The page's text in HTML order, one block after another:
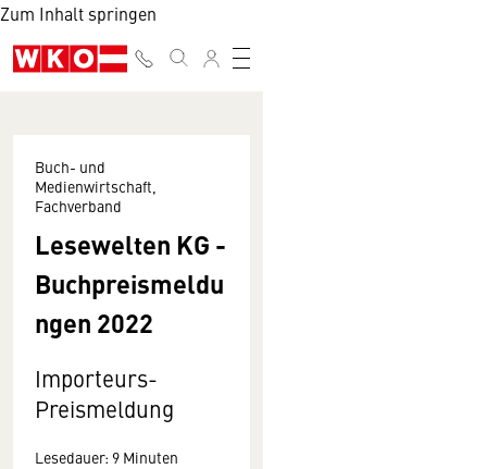
Zum Inhalt springen
Buch- und
Medienwirtschaft,
Fachverband
Lesewelten KG -
Buchpreismeldu
ngen 2022
Importeurs-
Preismeldung
Lesedauer: 9 Minuten